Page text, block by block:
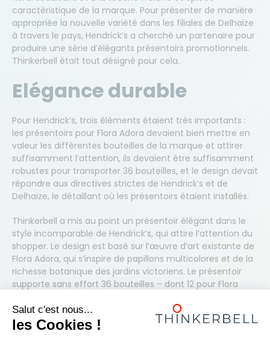
caractéristique de la marque. Pour présenter de manière
appropriée la nouvelle variété dans les filiales de Delhaize
à travers le pays, Hendrick’s a cherché un partenaire pour
produire une série d’élégants présentoirs promotionnels.
Thinkerbell était tout désigné pour cela.
Elégance durable
Pour Hendrick’s, trois éléments étaient très importants :
les présentoirs pour Flora Adora devaient bien mettre en
valeur les différentes bouteilles de la marque et attirer
suffisamment l’attention, ils devaient être suffisamment
robustes pour transporter 36 bouteilles, et le design devait
répondre aux directives strictes de Hendrick’s et de
Delhaize, le détaillant où les présentoirs étaient installés.
Thinkerbell a mis au point un présentoir élégant dans le
style incomparable de Hendrick’s, qui attire l’attention du
shopper. Le design est basé sur l’œuvre d’art existante de
Flora Adora, qui s’inspire de papillons multicolores et de la
richesse botanique des jardins victoriens. Le présentoir
supporte sans effort 36 bouteilles – dont 12 pour Flora
pour l’édition limitée Neptunia lancée précédemment. En
outre, le présentoir reprend la recette du « Wildgarden
recevoir de telles sollicitations, cochez la case ci-
dessous :
Je m’oppose à ce que Thinkerbell me
propose par e-mail des produits &
services analogues à ceux que j’ai déjà
demandés.
Envoyer